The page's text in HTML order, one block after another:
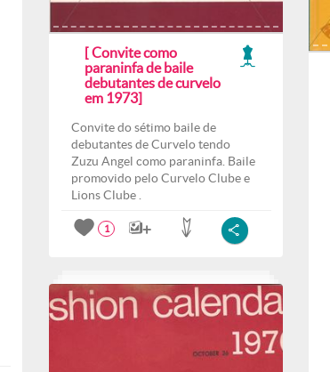
[ Convite como
paraninfa de baile
debutantes de curvelo
em 1973]
Convite do sétimo baile de
debutantes de Curvelo tendo
Zuzu Angel como paraninfa. Baile
promovido pelo Curvelo Clube e
Lions Clube .
1